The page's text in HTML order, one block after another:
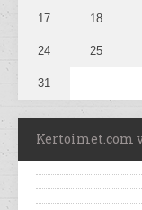
17 18
24 25
31
Kertoimet.com